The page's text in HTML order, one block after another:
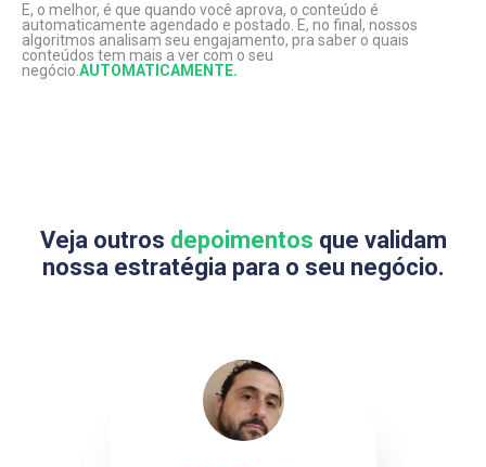
E, o melhor, é que quando você aprova, o conteúdo é
automaticamente agendado e postado. E, no final, nossos
algoritmos analisam seu engajamento, pra saber o quais
conteúdos tem mais a ver com o seu
negócio. AUTOMATICAMENTE.
Veja outros depoimentos que validam
nossa estratégia para o seu negócio.